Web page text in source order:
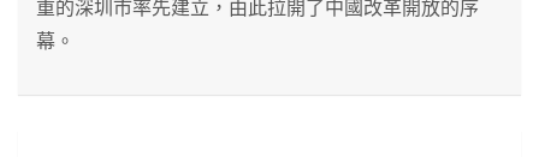
重的深圳市率先建立，由此拉開了中國改革開放的序
幕。